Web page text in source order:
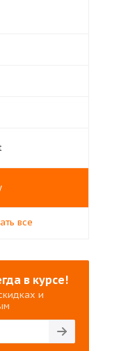
все
в курсе!
и